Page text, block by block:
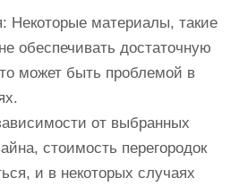
Некоторые материалы, такие
обеспечивать достаточную
может быть проблемой в
от выбранных
стоимость перегородок
и в некоторых случаях